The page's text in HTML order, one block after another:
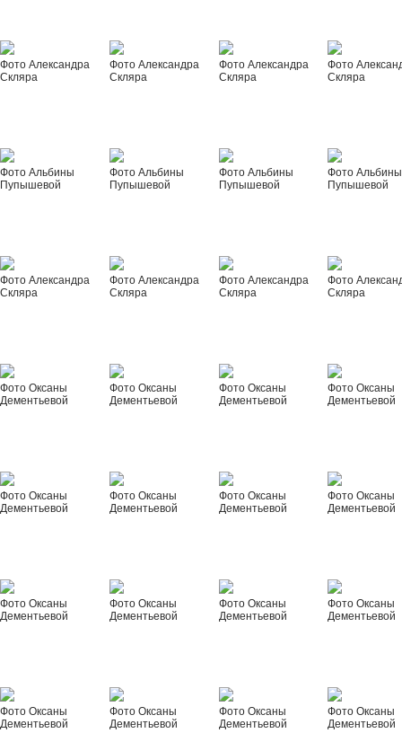
Фото Александра
Скляра
Фото Александра
Скляра
Фото Александра
Скляра
Фото
Скляра
Фото Альбины
Пупышевой
Фото Альбины
Пупышевой
Фото Альбины
Пупышевой
Фото Альбины
Пупышевой
Фото Александра
Скляра
Фото Александра
Скляра
Фото Александра
Скляра
Фото
Скляра
Фото Оксаны
Дементьевой
Фото Оксаны
Дементьевой
Фото Оксаны
Дементьевой
Фото Оксаны
Дементьевой
Фото Оксаны
Дементьевой
Фото Оксаны
Дементьевой
Фото Оксаны
Дементьевой
Фото Оксаны
Дементьевой
Фото Оксаны
Дементьевой
Фото Оксаны
Дементьевой
Фото Оксаны
Дементьевой
Фото Оксаны
Дементьевой
Фото Оксаны
Дементьевой
Фото Оксаны
Дементьевой
Фото Оксаны
Дементьевой
Фото Оксаны
Дементьевой